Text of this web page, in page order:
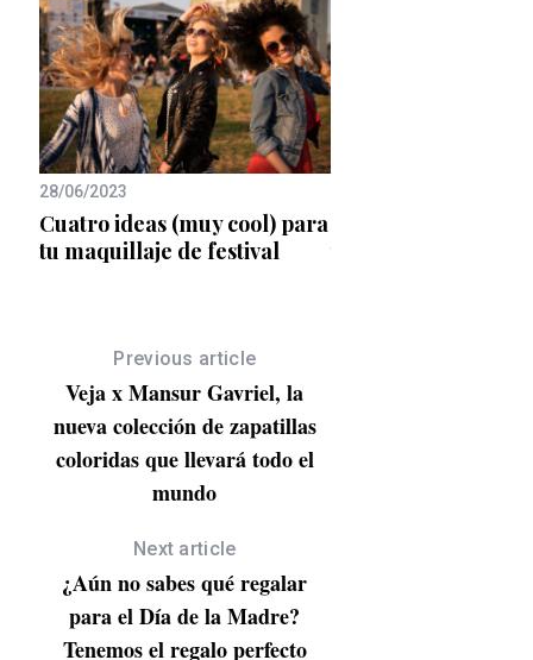
28/06/2023
Cuatro ideas (muy cool) para
tu maquillaje de festival
tratamientos
Previous article
Veja x Mansur Gavriel, la
nueva colección de zapatillas
coloridas que llevará todo el
mundo
Next article
¿Aún no sabes qué regalar
para el Día de la Madre?
Tenemos el regalo perfecto